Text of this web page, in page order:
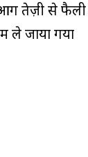
आग तेज़ी से फैली
ले जाया गया